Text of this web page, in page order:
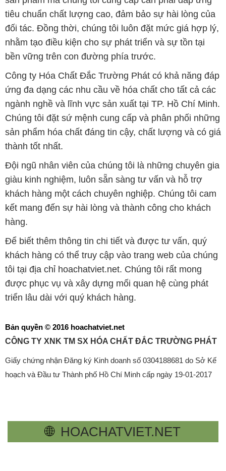
tiêu chuẩn chất lượng cao, đảm bảo sự hài lòng của
đối tác. Đồng thời, chúng tôi luôn đặt mức giá hợp lý,
nhằm tạo điều kiện cho sự phát triển và sự tồn tại
bền vững trên con đường phía trước.
Công ty Hóa Chất Đắc Trường Phát có khả năng đáp
ứng đa dạng các nhu cầu về hóa chất cho tất cả các
ngành nghề và lĩnh vực sản xuất tại TP. Hồ Chí Minh.
Chúng tôi đặt sứ mệnh cung cấp và phân phối những
sản phẩm hóa chất đáng tin cậy, chất lượng và có giá
thành tốt nhất.
Đội ngũ nhân viên của chúng tôi là những chuyên gia
giàu kinh nghiệm, luôn sẵn sàng tư vấn và hỗ trợ
khách hàng một cách chuyên nghiệp. Chúng tôi cam
kết mang đến sự hài lòng và thành công cho khách
hàng.
Để biết thêm thông tin chi tiết và được tư vấn, quý
khách hàng có thể truy cập vào trang web của chúng
tôi tại địa chỉ hoachatviet.net. Chúng tôi rất mong
được phục vụ và xây dựng mối quan hệ cùng phát
triển lâu dài với quý khách hàng.
Bản quyền © 2016 hoachatviet.net
CÔNG TY XNK TM SX HÓA CHẤT ĐẮC TRƯỜNG PHÁT
Giấy chứng nhận Đăng ký Kinh doanh số 0304188681 do Sở Kế
hoạch và Đầu tư Thành phố Hồ Chí Minh cấp ngày 19-01-2017
🌐 HOACHATVIET.NET